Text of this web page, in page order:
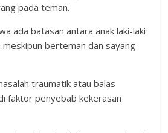
pada teman.
ada batasan antara anak laki-laki
berteman dan sayang
traumatik atau balas
faktor penyebab kekerasan